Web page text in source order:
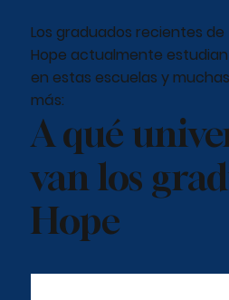
Los graduados recientes de
Hope actualmente estudian
en estas escuelas y muchas
más:
A qué
van los
Hope